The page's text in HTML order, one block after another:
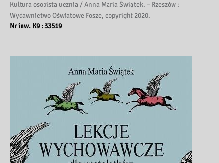
Kultura osobista ucznia / Anna Maria Świątek. – Rzeszów :
Wydawnictwo Oświatowe Fosze, copyright 2020.
Nr inw. K9 : 33519